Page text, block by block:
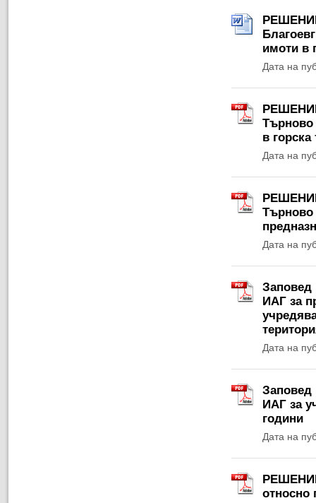
имоти в
Дата на
Търново
в горска
Дата на
Търново
Дата на
Заповед
ИАГ за
Дата на
Заповед
ИАГ за
години
Дата на
относно